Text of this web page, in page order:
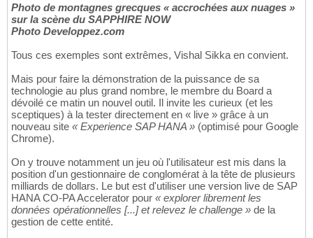
Photo de montagnes grecques « accrochées aux nuages »
sur la scène du SAPPHIRE NOW
Photo Developpez.com
Tous ces exemples sont extrêmes, Vishal Sikka en convient.
Mais pour faire la démonstration de la puissance de sa
technologie au plus grand nombre, le membre du Board a
dévoilé ce matin un nouvel outil. Il invite les curieux (et les
sceptiques) à la tester directement en « live » grâce à un
nouveau site « Experience SAP HANA » (optimisé pour Google
Chrome).
On y trouve notamment un jeu où l'utilisateur est mis dans la
position d'un gestionnaire de conglomérat à la tête de plusieurs
milliards de dollars. Le but est d'utiliser une version live de SAP
HANA CO-PA Accelerator pour « explorer librement les
données opérationnelles [...] et relevez le challenge » de la
gestion de cette entité.